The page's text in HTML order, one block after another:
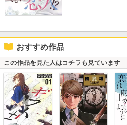
おすすめ作品
この作品を見た人はコチラも見ています